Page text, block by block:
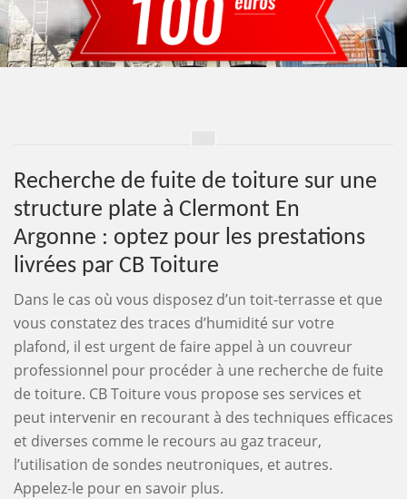
Recherche de fuite de toiture sur une
structure plate à Clermont En
Argonne : optez pour les prestations
livrées par CB Toiture
Dans le cas où vous disposez d’un toit-terrasse et que
vous constatez des traces d’humidité sur votre
plafond, il est urgent de faire appel à un couvreur
professionnel pour procéder à une recherche de fuite
de toiture. CB Toiture vous propose ses services et
peut intervenir en recourant à des techniques efficaces
et diverses comme le recours au gaz traceur,
l’utilisation de sondes neutroniques, et autres.
Appelez-le pour en savoir plus.